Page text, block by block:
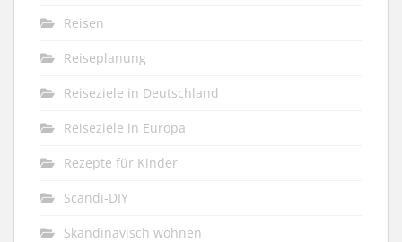
Reisen
Reiseplanung
Reiseziele in Deutschland
Reiseziele in Europa
Rezepte für Kinder
Scandi-DIY
Skandinavisch wohnen